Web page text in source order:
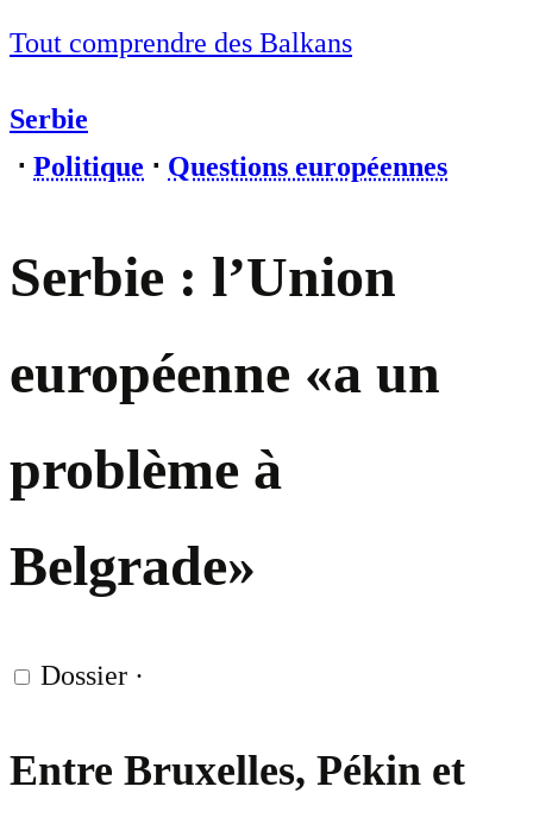
Tout comprendre des Balkans
Serbie
⋅ Politique ⋅ Questions européennes
Serbie : l’Union
européenne «a un
problème à
Belgrade»
Dossier ·
Entre Bruxelles, Pékin et